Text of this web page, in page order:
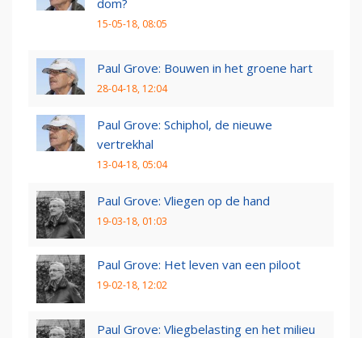
dom?
15-05-18, 08:05
Paul Grove: Bouwen in het groene hart
28-04-18, 12:04
Paul Grove: Schiphol, de nieuwe
vertrekhal
13-04-18, 05:04
Paul Grove: Vliegen op de hand
19-03-18, 01:03
Paul Grove: Het leven van een piloot
19-02-18, 12:02
Paul Grove: Vliegbelasting en het milieu